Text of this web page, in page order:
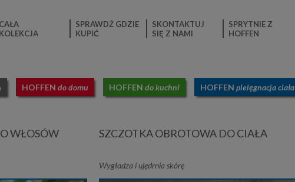
CAŁA
KOLEKCJA
SPRAWDŹ GDZIE
KUPIĆ
SKONTAKTUJ
SIĘ Z NAMI
SPRYTNIE Z
HOFFEN
HOFFEN do domu HOFFEN do kuchni HOFFEN pielęgnacja ciała
WŁOSÓW SZCZOTKA OBROTOWA DO CIAŁA
Wygładza i ujędrnia skórę